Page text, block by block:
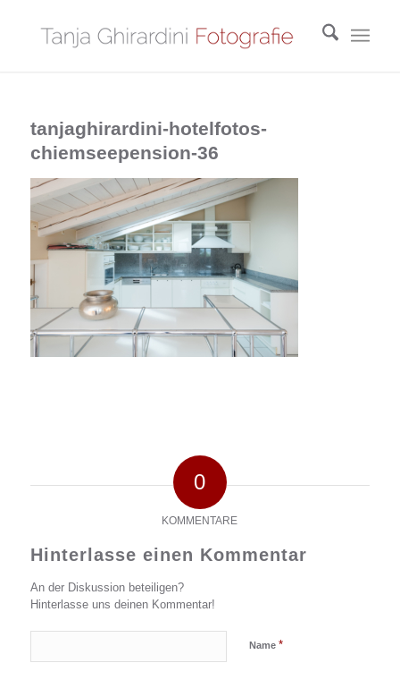
tanjaghirardini-hotelfotos-
chiemseepension-36
0
KOMMENTARE
Hinterlasse einen Kommentar
An der Diskussion beteiligen?
Hinterlasse uns deinen Kommentar!
Name *